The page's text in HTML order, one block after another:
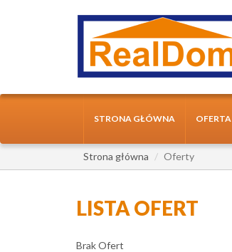
STRONA GŁÓWNA OFERTA
Strona główna Oferty
LISTA OFERT
Brak Ofert